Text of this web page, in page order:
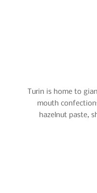
Turin is home to
mouth
hazelnut paste,